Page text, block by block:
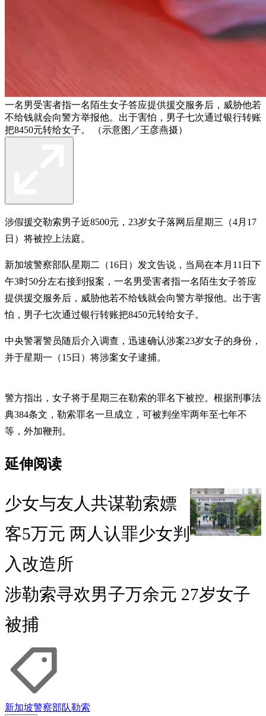
一名男受害者指一名陌生女子答应提供援交服务后，威胁他若
不给钱就会向警方举报他。出于害怕，男子七次通过银行转账
把8450元转给女子。 （示意图／王彦燕摄）
涉假援交勒索男子近8500元，23岁女子落网后星期三（4月17
日）将被控上法庭。
新加坡警察部队星期二（16日）发文告说，当局在本月11日下
午3时50分左右接到报案，一名男受害者指一名陌生女子答应
提供援交服务后，威胁他若不给钱就会向警方举报他。出于害
怕，男子七次通过银行转账把8450元转给女子。
中央警署警员随后介入调查，迅速确认涉案23岁女子的身份，
并于星期一（15日）将涉案女子逮捕。
警方指出，女子将于星期三在勒索的罪名下被控。根据刑事法
典384条文，勒索罪名一旦成立，可被判坐牢两年至七年不
等，外加鞭刑。
延伸阅读
少女与友人共谋勒索嫖
客5万元 两人认罪少女判
入改造所
涉勒索寻欢男子万余元 27岁女子
被捕
新加坡警察部队勒索